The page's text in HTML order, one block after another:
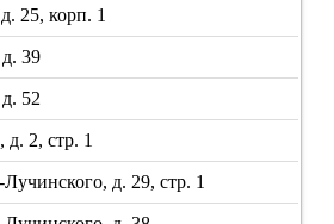
25, корп. 1
39
52
2, стр. 1
д. 29, стр. 1